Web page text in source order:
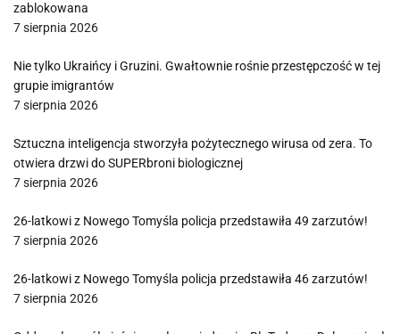
zablokowana
7 sierpnia 2026
Nie tylko Ukraińcy i Gruzini. Gwałtownie rośnie przestępczość w tej
grupie imigrantów
7 sierpnia 2026
Sztuczna inteligencja stworzyła pożytecznego wirusa od zera. To
otwiera drzwi do SUPERbroni biologicznej
7 sierpnia 2026
26-latkowi z Nowego Tomyśla policja przedstawiła 49 zarzutów!
7 sierpnia 2026
26-latkowi z Nowego Tomyśla policja przedstawiła 46 zarzutów!
7 sierpnia 2026